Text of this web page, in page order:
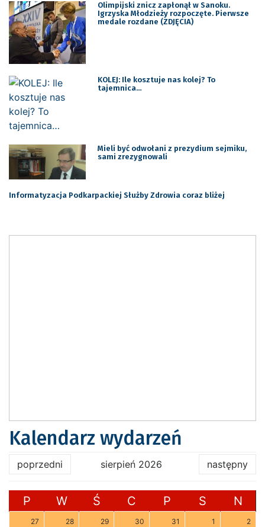
Olimpijski znicz zapłonął w Sanoku.
Igrzyska Młodzieży rozpoczęte. Pierwsze
medale rozdane (ZDJĘCIA)
KOLEJ: Ile kosztuje nas kolej? To
tajemnica…
Mieli być odwołani z prezydium sejmiku,
sami zrezygnowali
Informatyzacja Podkarpackiej Służby Zdrowia coraz bliżej
Kalendarz wydarzeń
poprzedni sierpień 2026 następny
P W Ś C P S N
27 28 29 30 31 1 2